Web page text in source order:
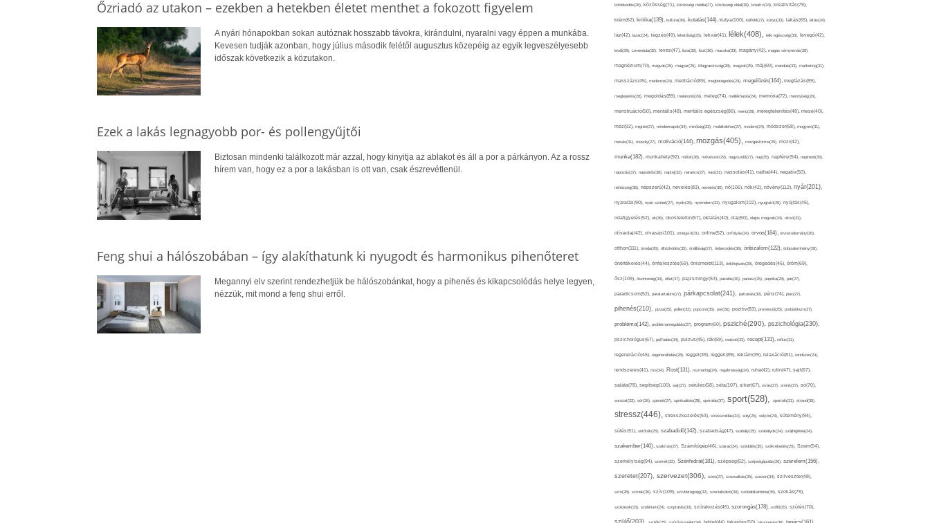
Őzriadó az utakon – ezekben a hetekben életet menthet a fokozott figyelem
A nyári hónapokban sokan autóznak hosszabb távokra, kirándulni, nyaralni vagy éppen a munkába.
Kevesen tudják azonban, hogy július második felétől augusztus közepéig az egyik legveszélyesebb
időszak következik a közutakon.
Ezek a lakás legnagyobb por- és pollengyűjtői
Biztosan mindenki találkozott már azzal, hogy kinyitja az ablakot és áll a por a párkányon. Az a rossz
hírem van, hogy ez a por a lakásban is ott van, csak észrevétlenül.
Feng shui a hálószobában – így alakíthatunk ki nyugodt és harmonikus pihenőteret
Megannyi elv szerint rendezhetjük be hálószobánkat, hogy a pihenés és kikapcsolódás helye legyen,
nézzük, mit mond a feng shui erről.
közlekedés(26), közösség(71), közösségi média(27), közösségi oldal(38), kreatív(34), kreativitás(79),
krém(62), kritika(139), kultúra(36), kutatás(144), kutya(100), külföld(27), kütyü(33), lakás(65), látás(34),
láz(42), lazac(24), légzés(49), lehetőség(25), lekvár(41), lélek(408), lelki egészség(33), levegő(42),
levél(28), Levendula(32), leves(47), lista(32), liszt(36), macska(33), magány(42), magas vérnyomás(28),
magnézium(70), magvak(25), magyar(25), Magyarország(28), magzat(25), máj(60), mandula(33), marketing(31),
masszázs(45), medence(24), meditáció(89), megbetegedés(24), megelőzés(164), megfázás(89),
meglepetés(28), megoldás(89), melatonin(29), meleg(74), mellékhatás(24), memória(72), mennyiség(26),
menstruáció(50), mentális(48), mentális egészség(86), menü(28), méregtelenítés(48), mese(40),
méz(92), migrén(27), mindennapok(34), minőség(33), mobiltelefon(27), modern(24), módszer(68), mogyoró(31),
mosás(31), mosoly(27), motiváció(144), mozgás(405), mozgásforma(25), mozi(42),
munka(182), munkahely(92), műtét(38), művészet(29), nagyszülő(27), nap(35), napfény(54), napirend(35),
napozás(37), napsütés(38), naptej(32), narancs(27), nasi(31), nassolás(41), nátha(44), negatív(50),
nehézség(36), népszerű(42), nevelés(83), nevetés(30), nő(106), nők(42), növény(112), nyár(201),
nyaralás(90), nyári szünet(27), nyelv(26), nyomelem(33), nyugalom(102), nyugtató(29), nyújtás(45),
odafigyelés(52), ok(36), okostelefon(57), oktatás(40), olaj(50), olajos magvak(34), olcsó(33),
olívaolaj(42), olvasás(101), omega-3(31), online(52), orrfolyás(24), orvos(164), orvostudomány(26),
otthon(111), óvoda(26), öltözködés(35), önállóság(27), önbecsülés(36), önbizalom(122), önbizalomhiány(28),
önértékelés(44), önfejlesztés(59), önismeret(113), önkifejezés(26), öregedés(46), öröm(69),
ősz(109), őszinteség(34), ötlet(37), pajzsmirigy(53), pakolás(30), panasz(25), paprika(28), pár(27),
paradicsom(52), páratartalom(27), párkapcsolat(241), pattanás(30), pénz(74), piac(27),
pihenés(210), pizza(25), pollen(32), popcorn(35), por(26), pozitív(83), prevenció(25), probiotikum(37),
probléma(142), problémamegoldás(27), program(60), psziché(290), pszichológia(230),
pszichológus(67), puffadás(34), pulzus(45), rák(69), reakció(33), recept(131), reflux(31),
regeneráció(46), regenerálódás(28), reggel(39), reggeli(89), reklám(39), relaxáció(81), rendszer(24),
rendszeres(41), rizs(34), Rost(131), rozmaring(24), rugalmasság(24), ruha(42), rutin(47), sajt(67),
saláta(78), segítség(100), sejt(27), sérülés(58), séta(107), siker(67), sírás(27), smink(37), só(70),
sorozat(33), sör(26), spenót(27), spiritualitás(28), spórolás(37), sport(528), sportoló(31), strand(35),
stressz(446), stresszkezelés(53), stresszoldás(34), súly(25), súlyzó(24), sütemény(94),
sütés(91), sütőtök(25), szabadidő(142), szabadság(47), szabály(25), szabályok(24), szájhigiénia(24),
szakember(140), szakítás(27), Számítógép(46), száraz(24), szédülés(35), székrekedés(25), Szem(54),
személyiség(94), szemét(32), Szénhidrát(181), szépség(52), szépségápolás(26), szerelem(156),
szeretet(207), szervezet(306), szex(27), szexualitás(25), szezon(34), szilveszter(48),
szín(28), színek(36), szív(109), szívbetegség(32), szocializáció(30), szódabikarbóna(35), szokás(79),
szokások(33), szolárium(24), szoptatás(33), szórakozás(45), szorongás(178), szőlő(25), szülés(70),